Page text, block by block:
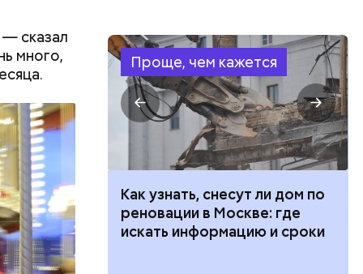
сказал
много,
Проще, чем кажется
тысяч
при
кто может
нужны
Как узнать, снесут ли дом по
реновации в Москве: где
искать информацию и сроки